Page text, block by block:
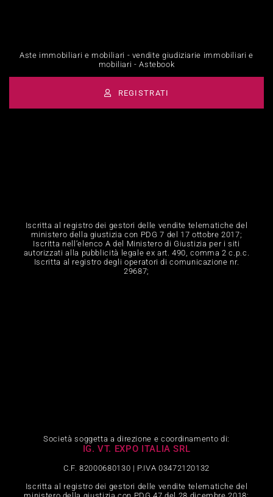
Aste immobiliari e mobiliari - vendite giudiziarie immobiliari e
mobiliari - Astebook
REGISTRATI
Iscritta al registro dei gestori delle vendite telematiche del
ministero della giustizia con PDG 7 del 17 ottobre 2017;
Iscritta nell‘elenco A del Ministero di Giustizia per i siti
autorizzati alla pubblicità legale ex art. 490, comma 2 c.p.c.
Iscritta al registro degli operatori di comunicazione nr.
29687;
Società soggetta a direzione e coordinamento di:
IG. VT. EXPO ITALIA SRL
C.F. 82000680130 | P.IVA 03472120132
Iscritta al registro dei gestori delle vendite telematiche del